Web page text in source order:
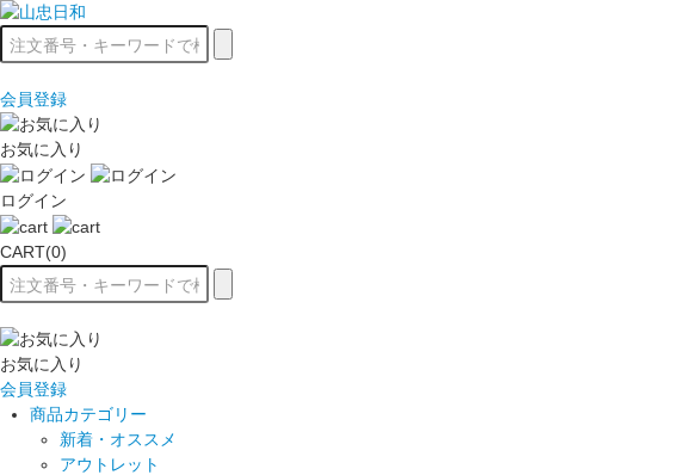
会員登録
お気に入り
ログイン
CART(0)
お気に入り
会員登録
商品カテゴリー
新着・オススメ
アウトレット